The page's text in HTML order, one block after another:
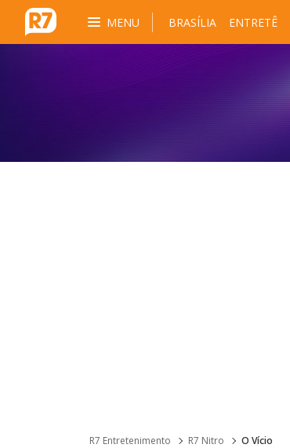
MENU BRASÍLIA ENTRETÊ
R7 Entretenimento R7 Nitro O Vício